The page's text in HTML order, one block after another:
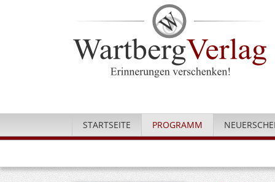
STARTSEITE PROGRAMM